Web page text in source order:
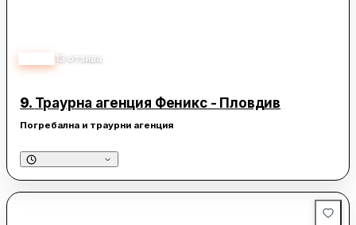
13 отзива
9. Траурна агенция Феникс - Пловдив
Погребална и траурни агенция